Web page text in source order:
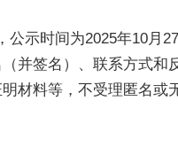
示时间为2025年10月
并签名）、联系方式和
材料等，不受理匿名或